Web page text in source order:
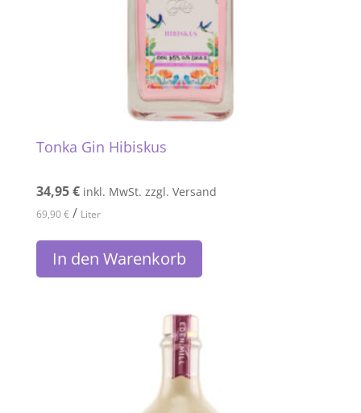
Tonka Gin Hibiskus
34,95€ inkl. MwSt. zzgl. Versand
69,90€/ Liter
In den Warenkorb